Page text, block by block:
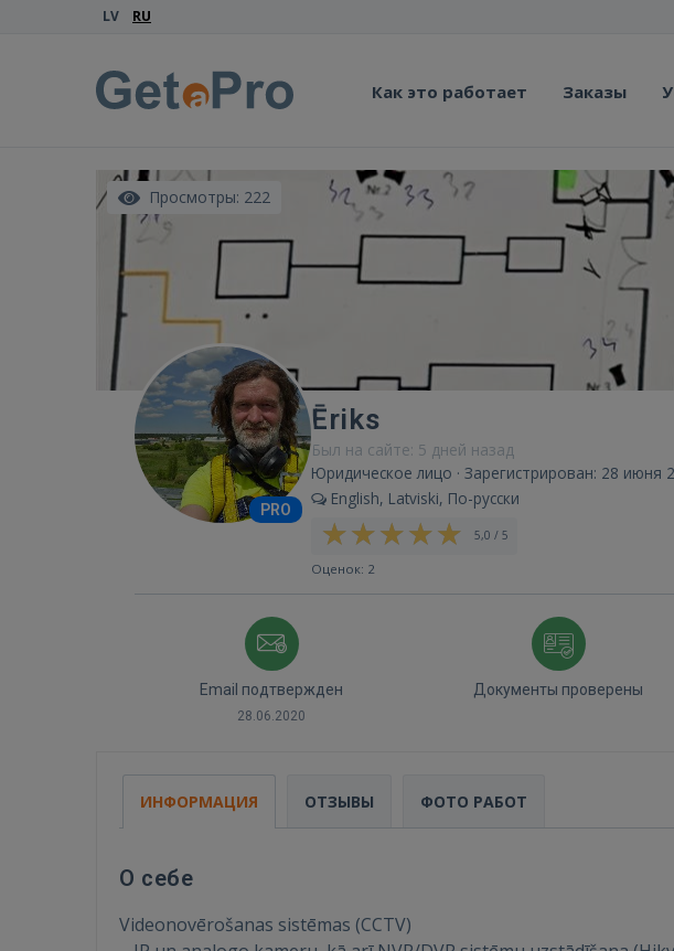
LV RU
Как это работает Заказы
Просмотры: 222
PRO
Ēriks
Был на сайте: 5 дней назад
Юридическое лицо · Зарегистрирован: 28 июня
English, Latviski, По-русски
5,0 / 5
Оценок: 2
Email подтвержден
28.06.2020
Документы проверены
ИНФОРМАЦИЯ ОТЗЫВЫ ФОТО РАБОТ
О себе
Videonovērošanas sistēmas (CCTV)